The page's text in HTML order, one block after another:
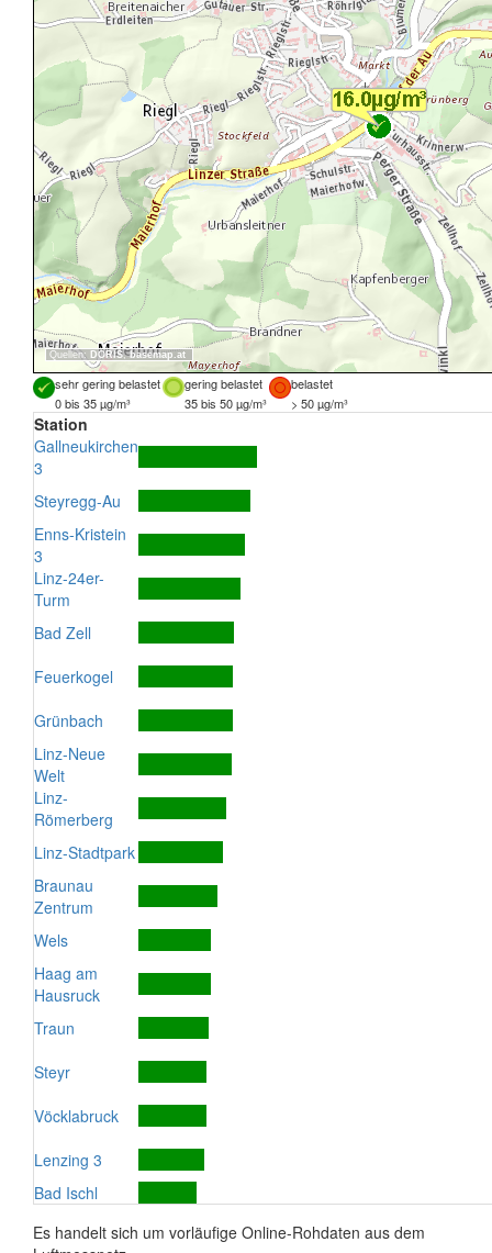
Quellen: DORIS,basemap.at
sehr gering belastet gering belastet
belastet
0 bis 35 µg/m³
35 bis 50 µg/m³ > 50 µg/m³
Station
Gallneukirchen
3
Steyregg-Au
Enns-Kristein
3
Linz-24er-
Turm
Bad Zell
Feuerkogel
Grünbach
Linz-Neue
Welt
Linz-
Römerberg
Linz-Stadtpark
Braunau
Zentrum
Wels
Haag am
Hausruck
Traun
Steyr
Vöcklabruck
Lenzing 3
Bad Ischl
Es handelt sich um vorläufige Online-Rohdaten aus dem